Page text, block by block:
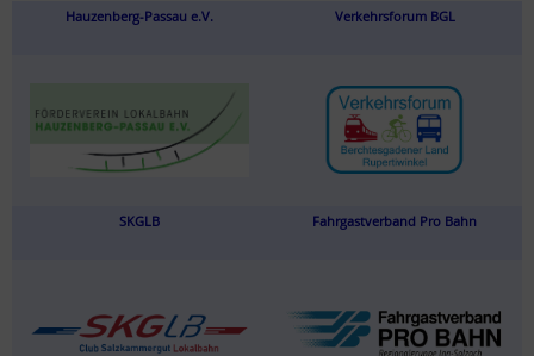
Hauzenberg-Passau e.V. Verkehrsforum BGL
SKGLB Fahrgastverband Pro Bahn